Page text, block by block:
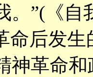
。”(《
命后发
神革命